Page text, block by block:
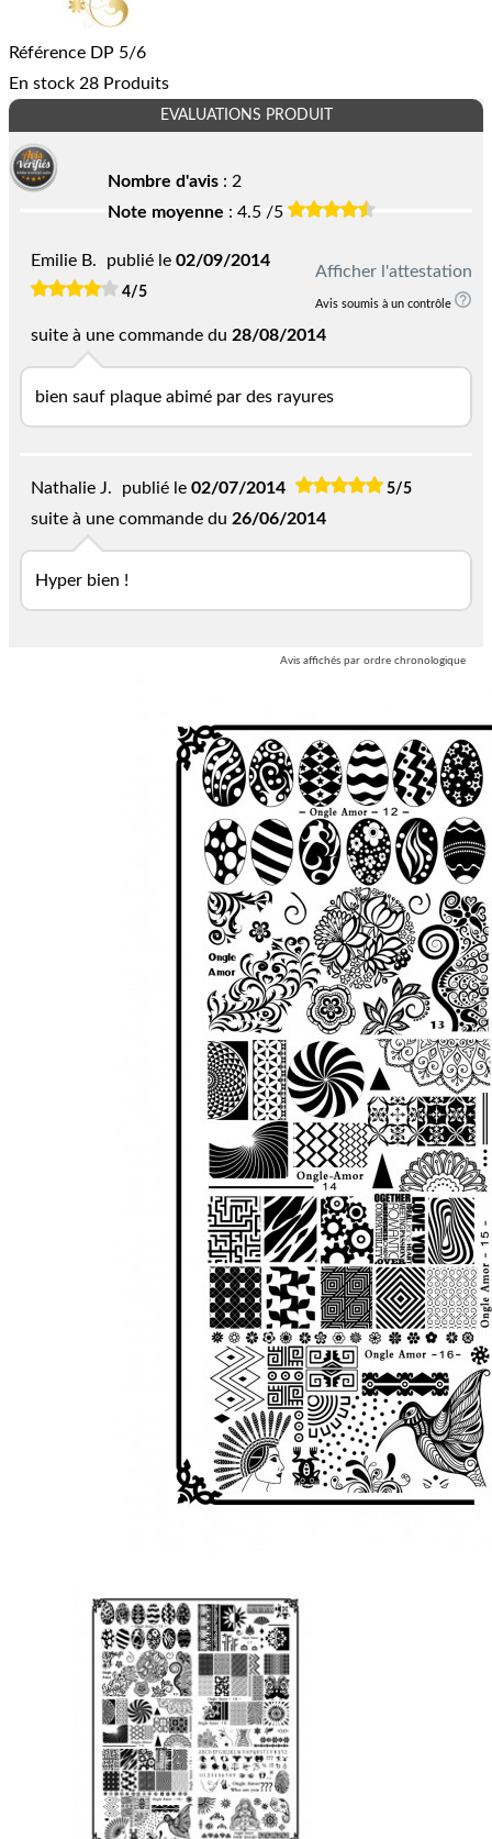
Référence DP 5/6
En stock 28 Produits
EVALUATIONS PRODUIT
Nombre d'avis : 2
Note moyenne : 4.5 /5
Afficher l'attestation
Avis soumis à un contrôle
Emilie B. publié le 02/09/2014
4/5
suite à une commande du 28/08/2014
bien sauf plaque abimé par des rayures
Nathalie J. publié le 02/07/2014 5/5
suite à une commande du 26/06/2014
Hyper bien !
Avis affichés par ordre chronologique